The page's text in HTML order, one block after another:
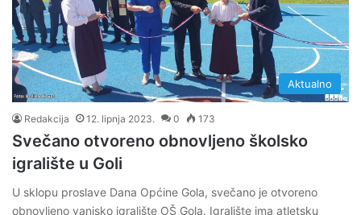
Aktualno
Redakcija 12. lipnja 2023. 0 173
Svečano otvoreno obnovljeno školsko
igralište u Goli
U sklopu proslave Dana Općine Gola, svečano je otvoreno
obnovljeno vanjsko igralište OŠ Gola. Igralište ima atletsku